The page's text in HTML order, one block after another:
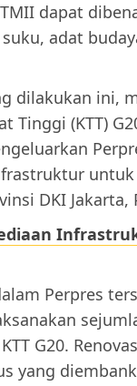
dapat
adat
dilakukan ini,
Tinggi (KTT)
DKI
Perpres
G20.
yang